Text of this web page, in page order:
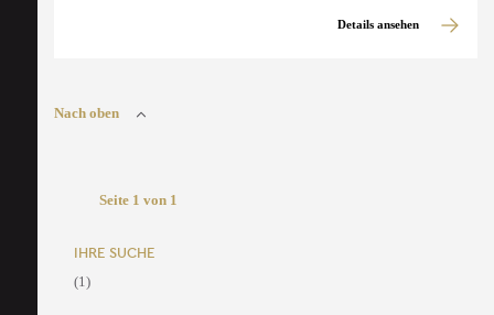
Details ansehen
Nach oben
Seite 1 von 1
IHRE SUCHE
(1)